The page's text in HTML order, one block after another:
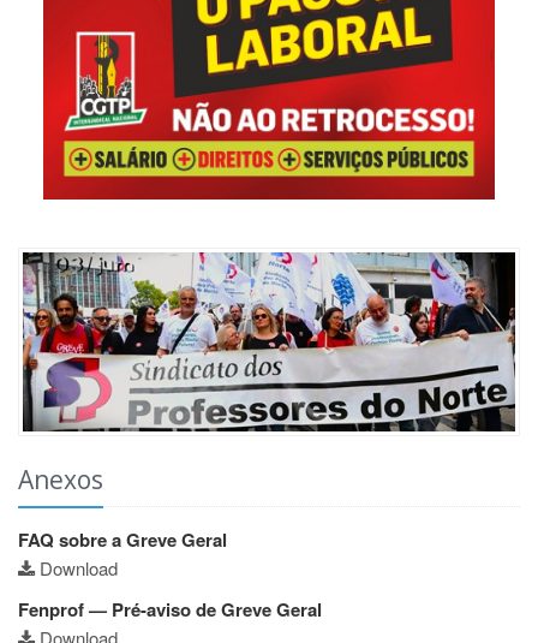
Anexos
FAQ sobre a Greve Geral
Download
Fenprof — Pré-aviso de Greve Geral
Download